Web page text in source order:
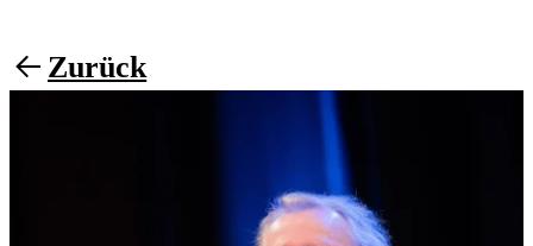
Zurück